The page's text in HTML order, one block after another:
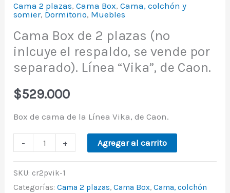
Cama 2 plazas,Cama Box,Cama, colchón y
somier, Dormitorio, Muebles
Cama Box de 2 plazas (no
inlcuye el respaldo, se vende por
separado). Línea “Vika”, de Caon.
$529.000
Box de cama de la Línea Vika, de Caon.
- + Agregar al carrito
SKU: cr2pvik-1
Categorías:Cama 2 plazas,Cama Box,Cama, colchón